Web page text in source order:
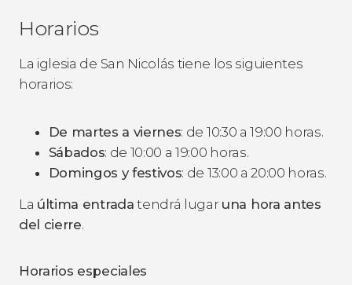
Horarios
La iglesia de San Nicolás tiene los siguientes
horarios:
De martes a viernes: de 10:30 a 19:00 horas.
Sábados: de 10:00 a 19:00 horas.
Domingos y festivos: de 13:00 a 20:00 horas.
La última entrada tendrá lugar una hora antes
del cierre.
Horarios especiales